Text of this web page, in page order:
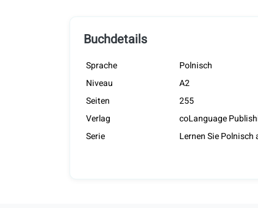
Buchdetails
Sprache
Polnisch
Niveau
A2
Seiten
255
Verlag
coLanguage
Serie
Lernen Sie Polnisch